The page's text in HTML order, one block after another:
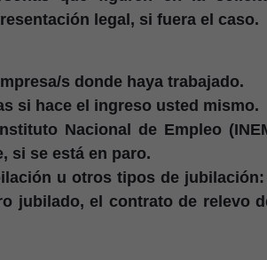
legal, si fuera el caso.
s donde haya trabajado.
si hace el ingreso usted mismo.
Nacional de Empleo
si se está en paro.
u otros tipos de
jubilado, el contrato de relevo